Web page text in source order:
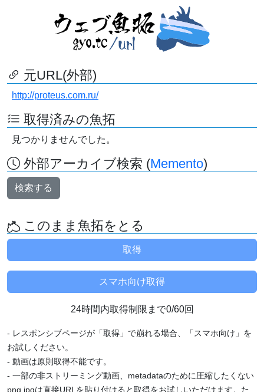
元URL(外部)
http://proteus.com.ru/
取得済みの魚拓
見つかりませんでした。
外部アーカイブ検索 (Memento)
検索する
このまま魚拓をとる
24時間内取得制限まで0/60回
- レスポンシブページが「取得」で崩れる場合、「スマホ向け」を
お試しください。
- 動画は原則取得不能です。
- 一部の非ストリーミング動画、metadataのために圧縮したくない
png,jpgは直接URLを貼り付けると取得をお試しいただけます。た